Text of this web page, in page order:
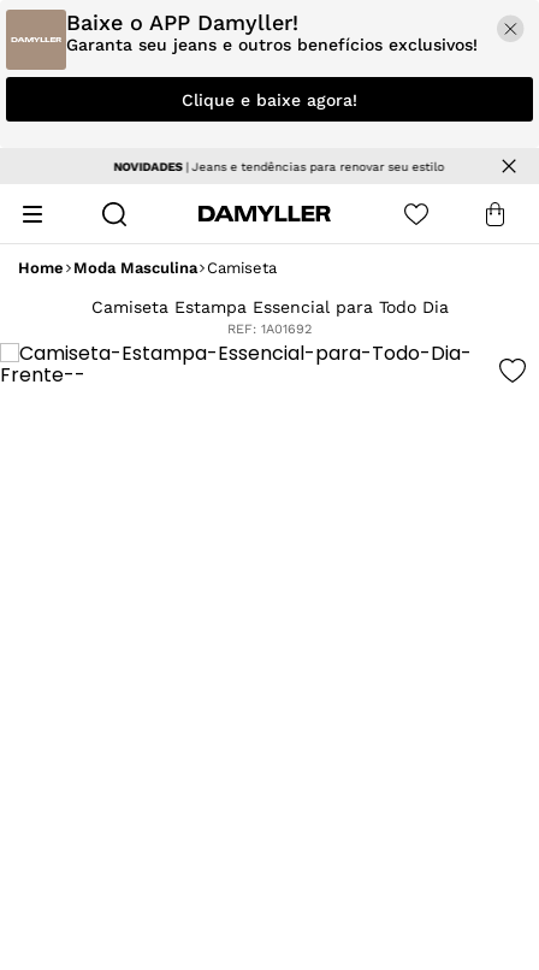
Baixe o APP Damyller!
Garanta seu jeans e outros benefícios exclusivos!
Clique e baixe agora!
NOVIDADES| Jeans e tendências para renovar seu estilo
Home Moda Masculina Camiseta
Camiseta Estampa Essencial para Todo Dia
REF: 1A01692